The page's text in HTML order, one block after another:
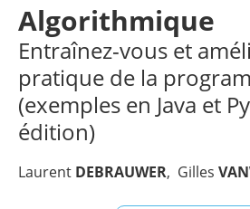
Algorithmique
Entraînez-vous et
pratique de la
(exemples en Java et
édition)
Laurent DEBRAUWER Gilles